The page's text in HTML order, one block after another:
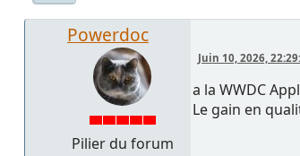
Powerdoc
Pilier du forum
Juin 10, 2026,
a la WWDC
Le gain en